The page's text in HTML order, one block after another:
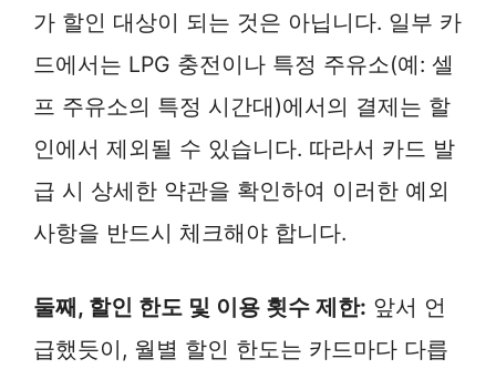
가 할인 대상이 되는 것은 아닙니다. 일부 카
드에서는 LPG 충전이나 특정 주유소(예: 셀
프 주유소의 특정 시간대)에서의 결제는 할
인에서 제외될 수 있습니다. 따라서 카드 발
급 시 상세한 약관을 확인하여 이러한 예외
사항을 반드시 체크해야 합니다.
둘째, 할인 한도 및 이용 횟수 제한: 앞서 언
급했듯이, 월별 할인 한도는 카드마다 다릅